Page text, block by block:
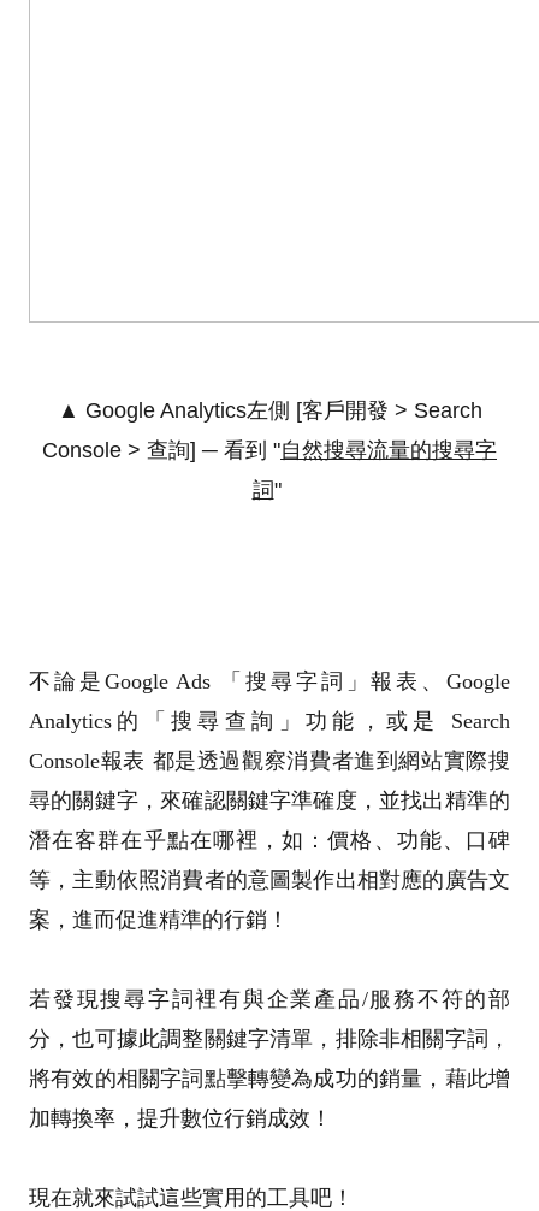
▲ Google Analytics左側 [客戶開發 > Search
Console > 查詢] ─ 看到 "自然搜尋流量的搜尋字
詞"
不論是Google Ads 「搜尋字詞」報表、 Google
Analytics的
「搜尋查詢」功能，或是 Search
Console報表 都是透過觀察消費者進到網站實際搜
尋的關鍵字，來確認關鍵字準確度，並找出精準的
潛在客群在乎點在哪裡，如：價格、功能、口碑
等，主動依照消費者的意圖製作出相對應的廣告文
案，進而促進精準的行銷！
若發現搜尋字詞裡有與企業產品/服務不符的部
分，也可據此調整關鍵字清單，排除非相關字詞，
將有效的相關字詞點擊轉變為成功的銷量，藉此增
加轉換率， 提升數位行銷成效！
現在就來試試這些實用的工具吧！